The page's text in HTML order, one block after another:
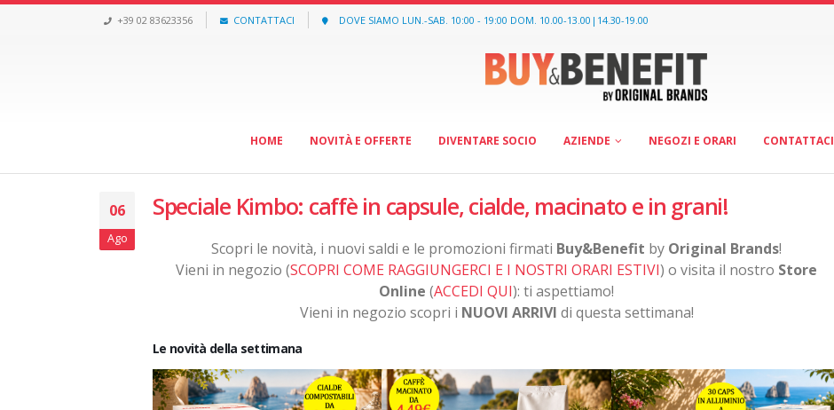
+39 02 83623356 CONTATTACI DOVE SIAMO LUN.-SAB. 10:00 - 19:00 DOM. 10.00-13.00|14.30-19.00
HOME NOVITÀ E OFFERTE DIVENTARE SOCIO AZIENDE NEGOZI E ORARI CONTATTACI
06
Ago
Speciale Kimbo: caffè in capsule, cialde, macinato e in grani!
Scopri le novità, i nuovi saldi e le promozioni firmati Buy&Benefit by Original Brands!
Vieni in negozio (SCOPRI COME RAGGIUNGERCI E I NOSTRI ORARI ESTIVI) o visita il nostro Store
Online (ACCEDI QUI): ti aspettiamo!
Vieni in negozio scopri i NUOVI ARRIVI di questa settimana!
Le novità della settimana